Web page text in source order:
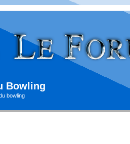
Bowling
bowling